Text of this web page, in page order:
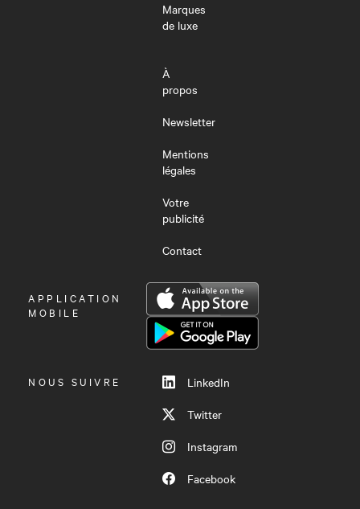
Marques
de luxe
À
propos
Newsletter
Mentions
légales
Votre
publicité
Contact
OUVRIR
LE
APPLICATION
MOBILE
NOUS SUIVRE
LinkedIn
Twitter
Instagram
Facebook